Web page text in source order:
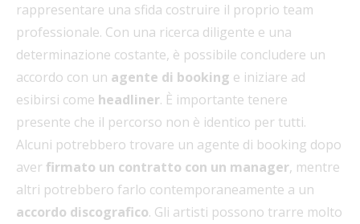
rappresentare una sfida costruire il proprio team
professionale. Con una ricerca diligente e una
determinazione costante, è possibile concludere un
accordo con un agente di booking e iniziare ad
esibirsi come headliner. È importante tenere
presente che il percorso non è identico per tutti.
Alcuni potrebbero trovare un agente di booking dopo
averfirmato un contratto con un manager, mentre
altri potrebbero farlo contemporaneamente a un
accordo discografico. Gli artisti possono trarre molto